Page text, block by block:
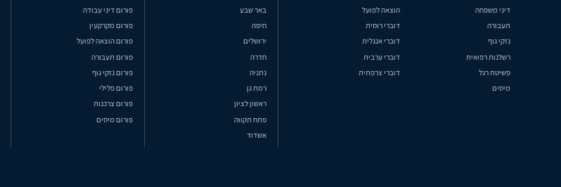
דיני משפחה
הוצאה לפועל
תעבורה
דוברי רוסית
נזקי גוף
דוברי אנגלית
רשלנות רפואית
דוברי ערבית
פשיטת רגל
דוברי צרפתית
מיסים
באר שבע
חיפה
ירושלים
חדרה
נתניה
רמת גן
ראשון לציון
פתח תקווה
אשדוד
פורום דיני עבודה
פורום מקרקעין
פורום הוצאה לפועל
פורום תעבורה
פורום נזקי גוף
פורום פלילי
פורום צרכנות
פורום מיסים